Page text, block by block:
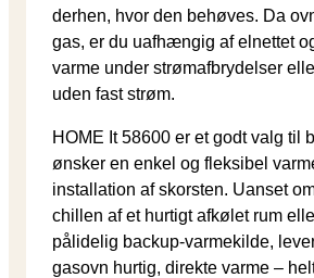
derhen, hvor den behøves. Da
gas, er du uafhængig af elnettet
varme under strømafbrydelser
uden fast strøm.
HOME It 58600 er et godt valg til
ønsker en enkel og fleksibel
installation af skorsten. Uanset
chillen af et hurtigt afkølet rum
pålidelig backup-varmekilde,
gasovn hurtig, direkte varme –